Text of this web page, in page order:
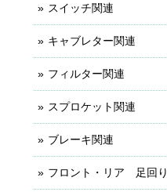
スイッチ関連
キャブレター関連
フィルター関連
スプロケット関連
ブレーキ関連
フロント・リア 足回り